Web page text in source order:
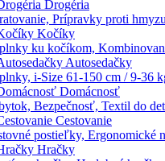
Drogéria
Prípravky proti
Kočíky
ku kočíkom,
Autosedačky
i-Size 61-150 cm / 9-36
Domácnosť
Bezpečnosť, Textil do
Cestovanie
postieľky, Ergonomické
Hračky